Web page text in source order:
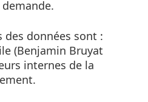
des données sont :
(Benjamin Bruyat
internes de la